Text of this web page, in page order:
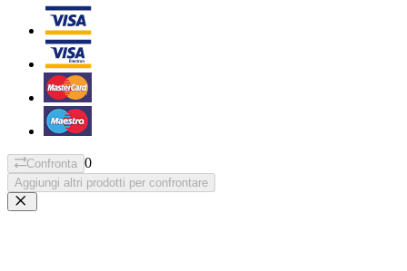
Confronta 0
Aggiungi altri prodotti per confrontare